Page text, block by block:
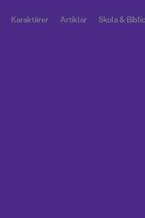
Karaktärer Artiklar Skola &